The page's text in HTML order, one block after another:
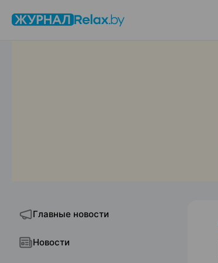
Главные новости
Новости